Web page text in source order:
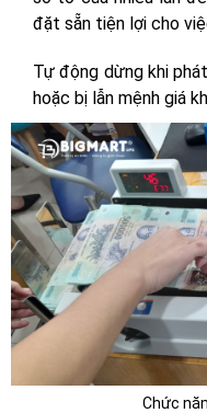
đặt sẵn tiện lợi cho
Tự động dừng khi
hoặc bị lẫn mệnh giá
Chức